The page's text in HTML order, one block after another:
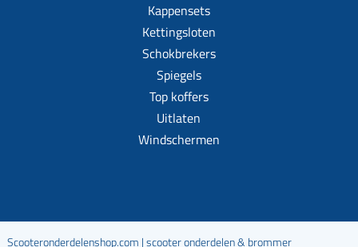
Kappensets
Kettingsloten
Schokbrekers
Spiegels
Top koffers
Uitlaten
Windschermen
Scooteronderdelenshop.com | scooter onderdelen & brommer